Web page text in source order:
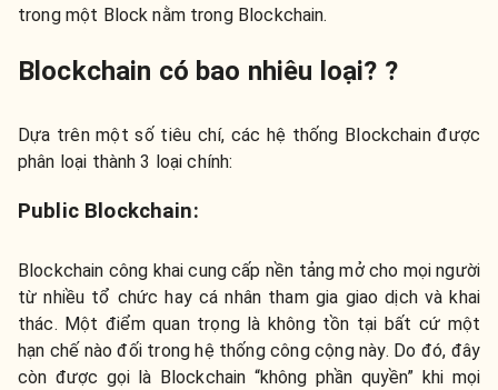
trong một Block nằm trong Blockchain.
Blockchain có bao nhiêu loại? ?
Dựa trên một số tiêu chí, các hệ thống Blockchain được
phân loại thành 3 loại chính:
Public Blockchain:
Blockchain công khai cung cấp nền tảng mở cho mọi người
từ nhiều tổ chức hay cá nhân tham gia giao dịch và khai
thác. Một điểm quan trọng là không tồn tại bất cứ một
hạn chế nào đối trong hệ thống công cộng này. Do đó, đây
còn được gọi là Blockchain “không phần quyền” khi mọi